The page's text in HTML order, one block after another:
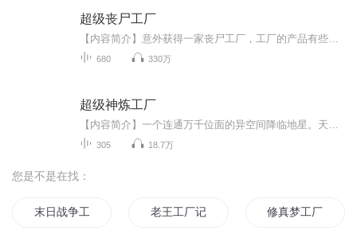
超级丧尸工厂
680 330万
超级神炼工厂
305 18.7万
您是不是在找：
末日战争工厂 老王工厂记 修真梦工厂